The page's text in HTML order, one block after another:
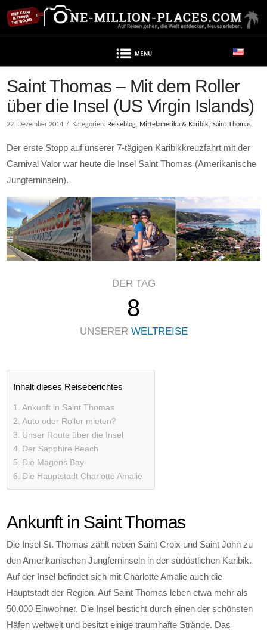
Saint Thomas – Mit dem Roller
über die Insel (US Virgin Islands)
22. Dezember 2014 Kategorien: Reiseblog, Mittelamerika & Karibik,Saint Thomas
Der erste Stopp auf unserer 7-tägigen Karibikkreuzfahrt mit der
Carnival Valor war heute die Insel Saint Thomas (Amerikanische
Jungferninseln).
DER TAG
8
UNSERER WELTREISE
Inhalt dieses Reiseberichtes
Ankunft in Saint Thomas
Auto oder Roller mieten?
Unser Route über die Insel
Der Sapphire Beach
Die Magens Bay
Die Hauptstadt Charlotte Amalie
Ankunft in Saint Thomas
Die Insel St. Thomas zählt neben Saint Croix und Saint John zu
den Amerikanischen Jungferninseln in der südöstlichen Karibik.
Auf der Insel befindet sich mit Charlotte Amalie auch die
Hauptstadt der Region. Auf Saint Thomas leben etwa mehr als
50.000 Einwohner. Die Insel besticht durch einen der schönsten
Häfen weltweit und besitzt einige traumhafte Strände. Das